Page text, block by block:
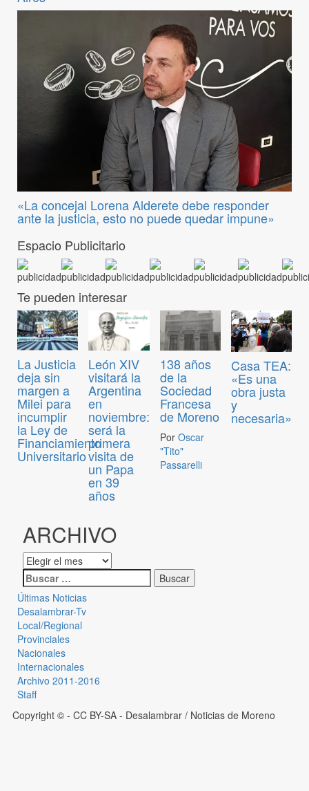
«La concejal Lorena Alderete debe responder
ante la justicia, esto no puede quedar impune»
Espacio Publicitario
Te pueden interesar
La Justicia
deja sin
margen a
Milei para
incumplir
la Ley de
Financiamiento
Universitario
León XIV
visitará la
Argentina
en
noviembre:
será la
primera
visita de
un Papa
en 39
años
138 años
de la
Sociedad
Francesa
de Moreno
Por Oscar
"Tito"
Passarelli
Casa TEA:
«Es una
obra justa
y
necesaria»
ARCHIVO
Últimas Noticias
Desalambrar-Tv
Local/Regional
Provinciales
Nacionales
Internacionales
Archivo 2011-2016
Staff
Copyright © - CC BY-SA - Desalambrar / Noticias de Moreno